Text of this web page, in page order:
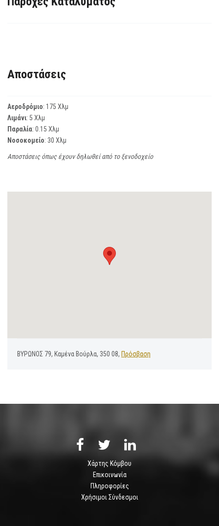
Αποστάσεις
Αεροδρόμιο: 175 Χλμ
Λιμάνι: 5 Χλμ
Παραλία: 0.15 Χλμ
Νοσοκομείο: 30 Χλμ
Αποστάσεις όπως έχουν δηλωθεί από το ξενοδοχείο
ΒΥΡΩΝΟΣ 79, Καμένα Βούρλα, 350 08, Πρόσβαση
Χάρτης Κόμβου
Επικοινωνία
Πληροφορίες
Χρήσιμοι Σύνδεσμοι